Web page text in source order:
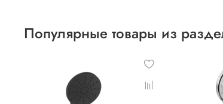
Популярные товары из